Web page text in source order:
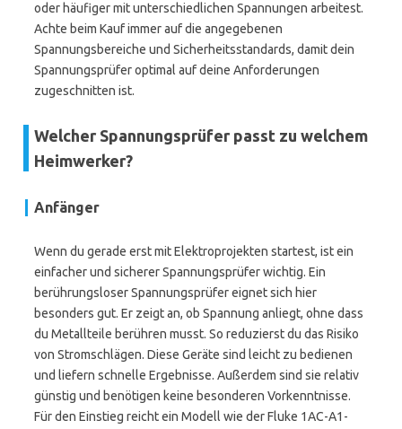
oder häufiger mit unterschiedlichen Spannungen arbeitest.
Achte beim Kauf immer auf die angegebenen
Spannungsbereiche und Sicherheitsstandards, damit dein
Spannungsprüfer optimal auf deine Anforderungen
zugeschnitten ist.
Welcher Spannungsprüfer passt zu welchem
Heimwerker?
Anfänger
Wenn du gerade erst mit Elektroprojekten startest, ist ein
einfacher und sicherer Spannungsprüfer wichtig. Ein
berührungsloser Spannungsprüfer eignet sich hier
besonders gut. Er zeigt an, ob Spannung anliegt, ohne dass
du Metallteile berühren musst. So reduzierst du das Risiko
von Stromschlägen. Diese Geräte sind leicht zu bedienen
und liefern schnelle Ergebnisse. Außerdem sind sie relativ
günstig und benötigen keine besonderen Vorkenntnisse.
Für den Einstieg reicht ein Modell wie der Fluke 1AC-A1-